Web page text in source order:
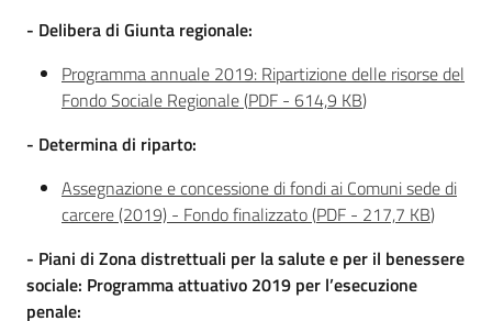
e
d
- Delibera di Giunta regionale:
Programma annuale 2019: Ripartizione delle risorse del
Fondo Sociale Regionale(PDF - 614,9 KB)
- Determina di riparto:
Assegnazione e concessione di fondi ai Comuni sede di
carcere (2019) - Fondo finalizzato(PDF - 217,7 KB)
- Piani di Zona distrettuali per la salute e per il benessere
sociale: Programma attuativo 2019 per l’esecuzione
penale: